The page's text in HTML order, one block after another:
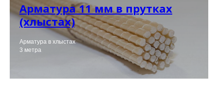
Арматура 11 мм в прутках
(хлыстах)
Арматура в хлыстах
3 метра